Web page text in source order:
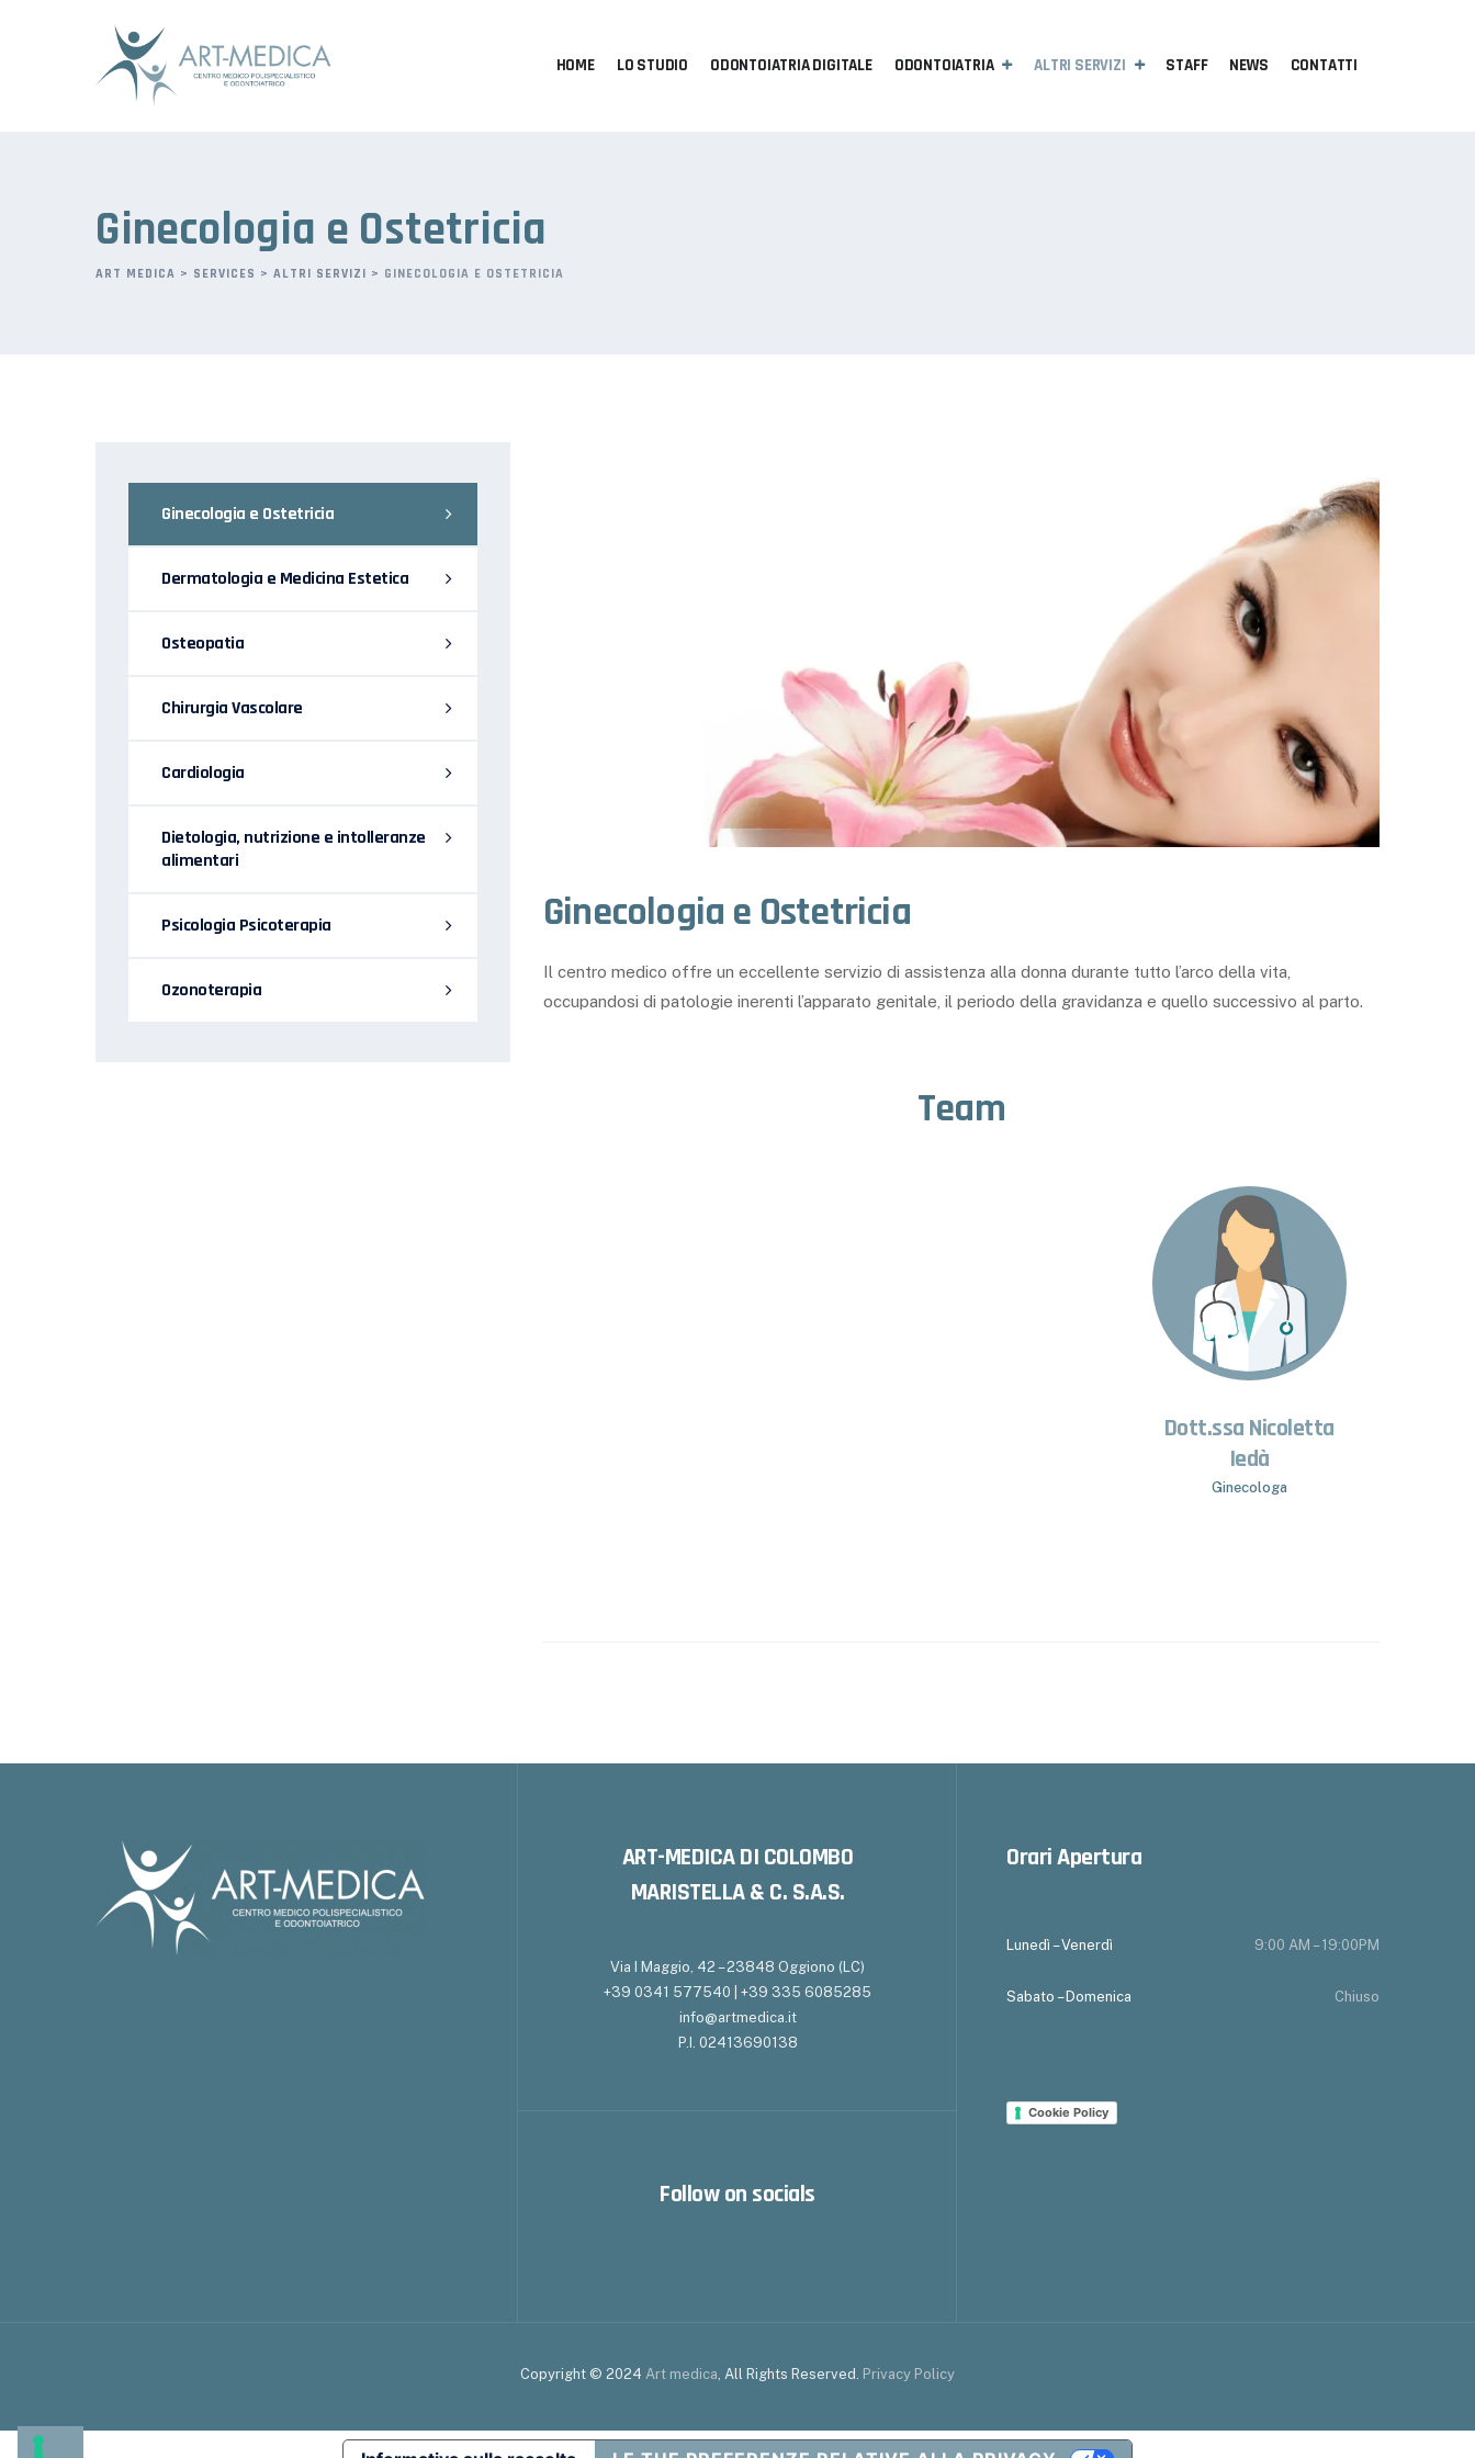
HOME LO STUDIO ODONTOIATRIA DIGITALE ODONTOIATRIA ALTRI SERVIZI STAFF NEWS CONTATTI
Ginecologia e Ostetricia
ART MEDICA > SERVICES > ALTRI SERVIZI > GINECOLOGIA E OSTETRICIA
Ginecologia e Ostetricia
Il centro medico offre un eccellente servizio di assistenza alla donna durante tutto l’arco della vita,
occupandosi di patologie inerenti l’apparato genitale, il periodo della gravidanza e quello successivo al parto.
Team
Dott.ssa Nicoletta
Iedà
Ginecologa
Ginecologia e Ostetricia
Dermatologia e Medicina Estetica
Osteopatia
Chirurgia Vascolare
Cardiologia
Dietologia, nutrizione e intolleranze
alimentari
Psicologia Psicoterapia
Ozonoterapia
ART-MEDICA DI COLOMBO
MARISTELLA & C. S.A.S.
Via I Maggio, 42 – 23848 Oggiono (LC)
+39 0341 577540 | +39 335 6085285
info@artmedica.it
P.I. 02413690138
Follow on socials
Orari Apertura
Lunedì – Venerdì 9:00 AM – 19:00PM
Sabato – Domenica Chiuso
Cookie Policy
Copyright © 2024 Art medica , All Rights Reserved. Privacy Policy